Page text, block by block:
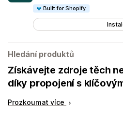
Built for Shopify
Hledání produktů
Získávejte zdroje těch
díky propojení s
Prozkoumat více